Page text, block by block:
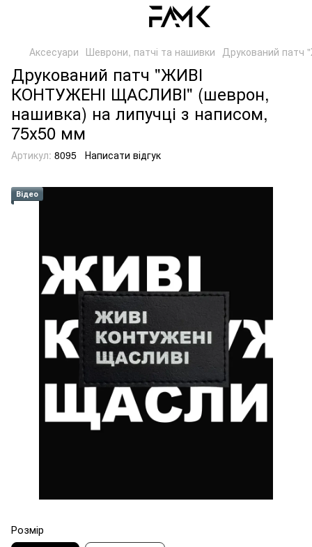
Аксесуари Шеврони, патчі та нашивки Друкований патч
Друкований патч "ЖИВІ
КОНТУЖЕНІ ЩАСЛИВІ" (шеврон,
нашивка) на липучці з написом,
75х50 мм
Артикул: 8095 Написати відгук
Відео
Розмір